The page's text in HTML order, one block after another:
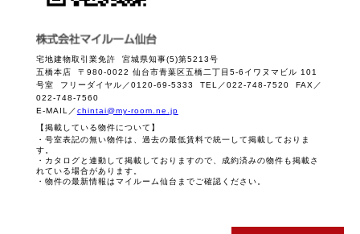
宅地建物取引業免許 宮城県知事(5)第5213号
五橋本店 〒980-0022 仙台市青葉区五橋二丁目5-6イワヌマビル 101
号室 フリーダイヤル／0120-69-5333 TEL／022-748-7520 FAX／
022-748-7560
E-MAIL／chintai@my-room.ne.jp
【掲載している物件について】
・号室表記の無い物件は、過去の最低賃料で統一して掲載しておりま
す。
・カタログと連動して掲載しておりますので、成約済みの物件も掲載さ
れている場合があります。
・物件の最新情報はマイルーム仙台までご確認ください。